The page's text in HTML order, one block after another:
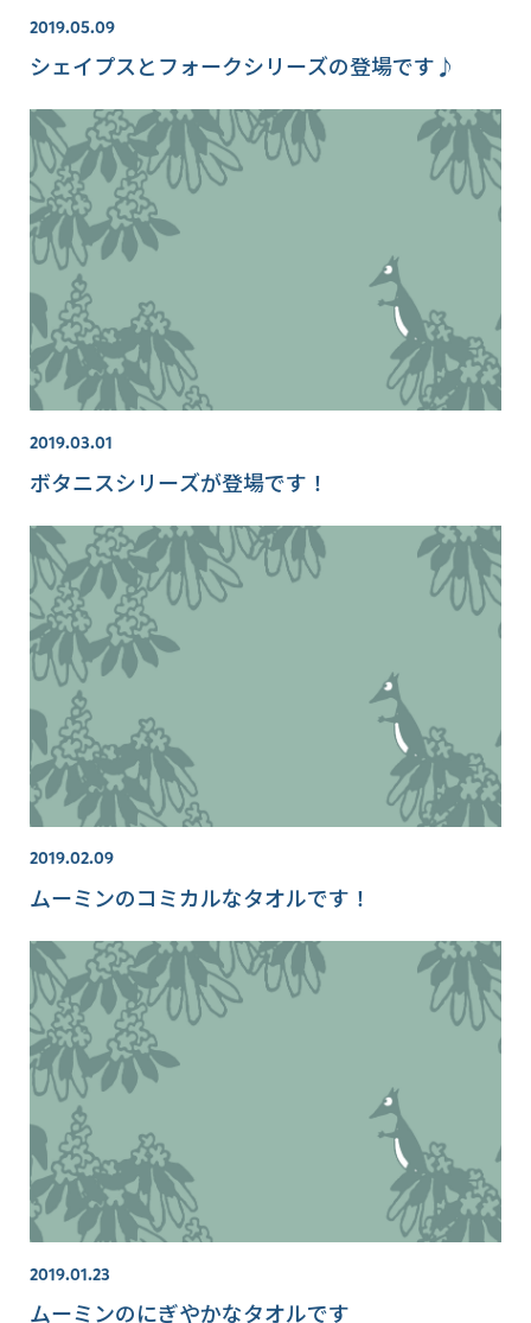
2019.05.09
シェイプスとフォークシリーズの登場です♪
2019.03.01
ボタニスシリーズが登場です！
2019.02.09
ムーミンのコミカルなタオルです！
2019.01.23
ムーミンのにぎやかなタオルです